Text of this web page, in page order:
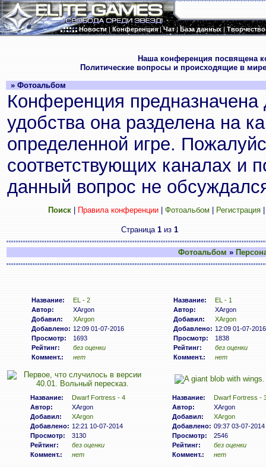
Новости|Конференция|Чат|База данных|Творчество
Наша конференция посвящена
Политические вопросы и происходящие в
» Фотоальбом
Конференция
удобства она разделена на
определенной игре.
соответствующих каналах и
данный вопрос не
Поиск| Правила конференции| Фотоальбом Регистрация
Страница 1 из 1
Фотоальбом »
Название:
EL - 2
Автор:
XArgon
Добавил:
XArgon
Добавлено: 12:09 01-07-2016
Просмотр:
1693
Рейтинг:
без оценки
Коммент.:
нет
Название:
EL - 1
Автор:
XArgon
Добавил:
XArgon
Добавлено: 12:09 01-07-2016
Просмотр:
1838
Рейтинг:
без оценки
Коммент.:
нет
Название:
Dwarf Fortress - 4
Автор:
XArgon
Добавил:
XArgon
Добавлено: 12:21 10-07-2014
Просмотр:
3130
Рейтинг:
без оценки
Коммент.:
нет
Название:
Dwarf Fortress -
Автор:
XArgon
Добавил:
XArgon
Добавлено: 09:37 03-07-2014
Просмотр:
2546
Рейтинг:
без оценки
Коммент.:
нет